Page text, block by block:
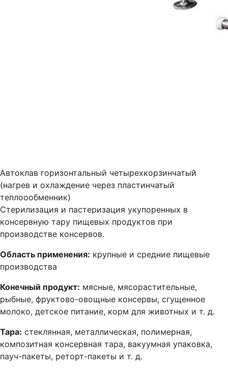
Автоклав горизонтальный четырехкорзинчатый
(нагрев и охлаждение через пластинчатый
теплоообменник)
Стерилизация и пастеризация укупоренных в
консервную тару пищевых продуктов при
производстве консервов.
Область применения: крупные и средние пищевые
производства
Конечный продукт: мясные, мясорастительные,
рыбные, фруктово-овощные консервы, сгущенное
молоко, детское питание, корм для животных и т. д.
Тара: стеклянная, металлическая, полимерная,
композитная консервная тара, вакуумная упаковка,
пауч-пакеты, реторт-пакеты и т. д.